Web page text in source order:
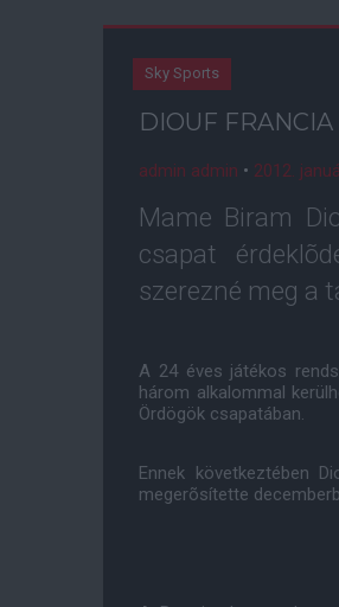
Sky Sports
DIOUF
admin admin • 2012.
Mame Biram
csapat
szerezné meg a
A 24 éves játékos
három alkalommal
Ördögök csapatában.
Ennek következtében
megerõsítette